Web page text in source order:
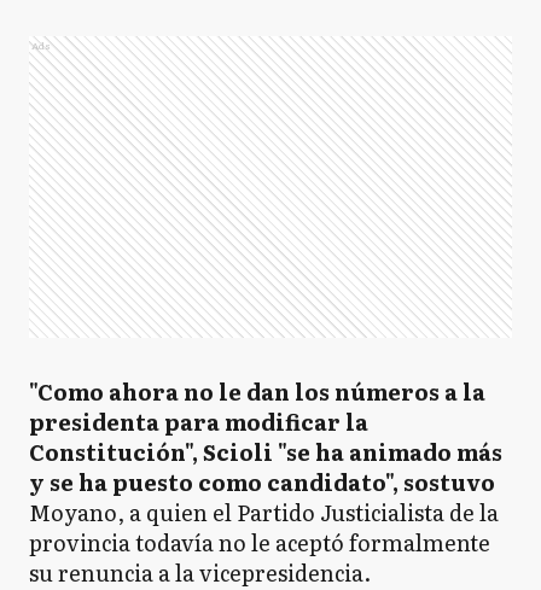
Ads
"Como ahora no le dan los números a la
presidenta para modificar la
Constitución", Scioli "se ha animado más
y se ha puesto como candidato", sostuvo
Moyano, a quien el Partido Justicialista de la
provincia todavía no le aceptó formalmente
su renuncia a la vicepresidencia.